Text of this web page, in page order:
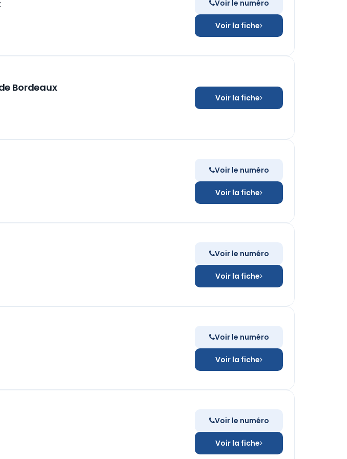
Voir le numéro
Voir la fiche
Bordeaux
Voir la fiche
Voir le numéro
Voir la fiche
Voir le numéro
Voir la fiche
Voir le numéro
Voir la fiche
Voir le numéro
Voir la fiche